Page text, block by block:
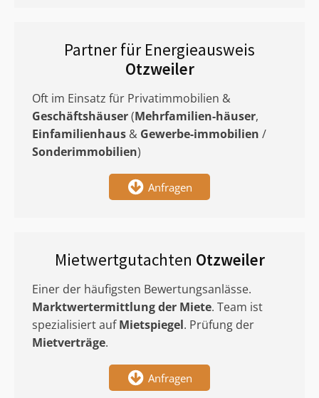
Partner für Energieausweis
Otzweiler
Oft im Einsatz für Privatimmobilien &
Geschäftshäuser(Mehrfamilien-häuser,
Einfamilienhaus & Gewerbe-immobilien /
Sonderimmobilien)
Anfragen
Mietwertgutachten Otzweiler
Einer der häufigsten Bewertungsanlässe.
Marktwertermittlungder Miete. Team ist
spezialisiert aufMietspiegel. Prüfung der
Mietverträge.
Anfragen